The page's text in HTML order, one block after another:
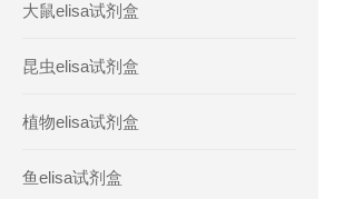
大鼠elisa试剂盒
昆虫elisa试剂盒
植物elisa试剂盒
鱼elisa试剂盒